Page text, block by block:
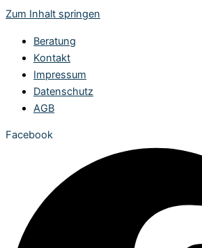
Zum Inhalt springen
Beratung
Kontakt
Impressum
Datenschutz
AGB
Facebook